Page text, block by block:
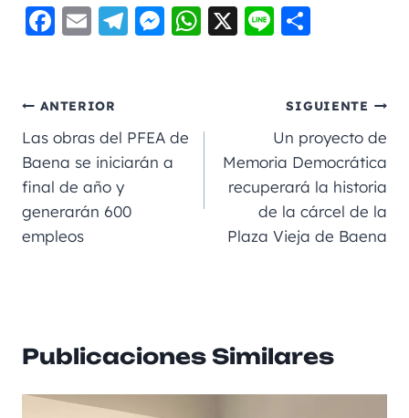
F
e
b
o
o
k
E
l
Te
m
M
n
g
W
A
X
Li
p
a
rt
ir
ANTERIOR
Las obras del PFEA de
Baena se iniciarán a
final de año y
generarán 600
empleos
SIGUIENTE
Un proyecto de
Memoria Democrática
recuperará la historia
de la cárcel de la
Plaza Vieja de Baena
Publicaciones Similares